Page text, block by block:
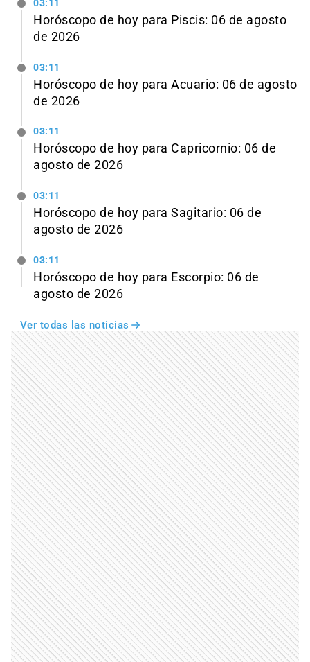
03:11
Horóscopo de hoy para Piscis: 06 de agosto
de 2026
03:11
Horóscopo de hoy para Acuario: 06 de agosto
de 2026
03:11
Horóscopo de hoy para Capricornio: 06 de
agosto de 2026
03:11
Horóscopo de hoy para Sagitario: 06 de
agosto de 2026
03:11
Horóscopo de hoy para Escorpio: 06 de
agosto de 2026
Ver todas las noticias